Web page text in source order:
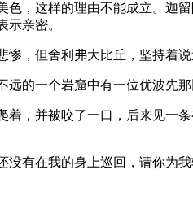
，这样的理由不能成立。迦
亲密。
但舍利弗大比丘，坚持着说
一个岩窟中有一位优波先那
并被咬了一口，后来见一
在我的身上巡回，请你为我